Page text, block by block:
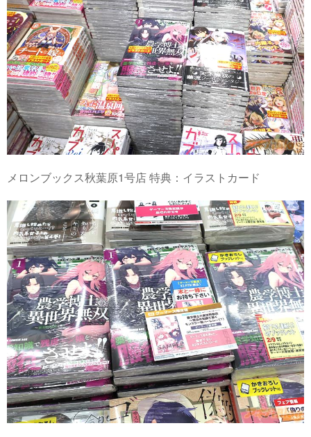
メロンブックス秋葉原1号店 特典：イラストカード